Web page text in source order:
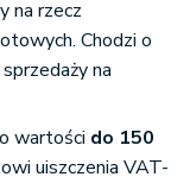
na rzecz
Chodzi o
na
wartości do 150
uiszczenia VAT-